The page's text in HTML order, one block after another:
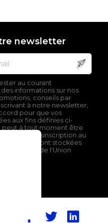
newsletter
au courant
informations sur nos
conseils par
à notre newsletter,
pour que vos
aux fins définies ci-
peut à tout moment être
lien de désinscription au
données sont stockées
en dehors de l'Union
FacebookTwitter